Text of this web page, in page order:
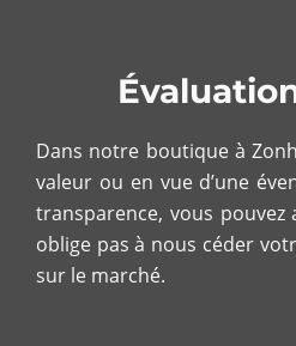
Dans notre boutique à
valeur ou en vue d’une
transparence, vous
oblige pas à nous céder
sur le marché.